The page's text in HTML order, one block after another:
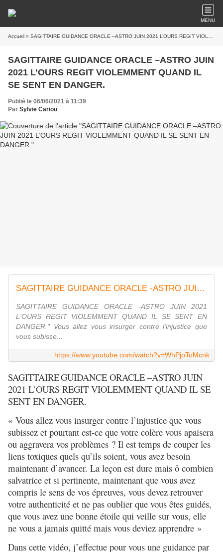
MENU
Accueil » SAGITTAIRE GUIDANCE ORACLE –ASTRO JUIN 2021 L’OURS REGIT VIOLEMMENT QUAND IL SE SENT EN DANGER.
SAGITTAIRE GUIDANCE ORACLE –ASTRO JUIN
2021 L’OURS REGIT VIOLEMMENT QUAND IL
SE SENT EN DANGER.
Publié le 06/06/2021 à 11:39
Par Sylvie Cariou
SAGITTAIRE GUIDANCE ORACLE -ASTRO JUIN 2021 L'OURS REGIT VIOLEMMENT QUAND IL SE SENT EN DANGER.
SAGITTAIRE GUIDANCE ORACLE -ASTRO JUIN 2021
L'OURS REGIT VIOLEMMENT QUAND IL SE SENT EN
DANGER." Vous allez vous insurger contre l'injustice que
vous subisse...
https://www.youtube.com/watch?v=WhPjoToMcnk
SAGITTAIREGUIDANCE ORACLE –ASTRO JUIN
2021 L’OURS REGIT VIOLEMMENT QUAND IL SE
SENT EN DANGER.
« Vous allez vous insurger contre l’injustice que vous
subissez et pourtant est-ce que votre colère vous apaisera
ou aggravera vos problèmes ? Il est temps de couper les
liens toxiques quels qu’ils soient, vous avez besoin
maintenant d’avancer. La leçon est dure mais ô combien
salvatrice et si pertinente, maintenant que vous avez
compris le sens de vos épreuves, vous devez retrouver
votre authenticité et ne pas oublier que vous êtes guidés,
que vous avez une bonne étoile qui veille sur vous, elle
ne vous a jamais quitté mais vous deviez apprendre »
Dans cette vidéo, j’effectue pour vous une guidance par